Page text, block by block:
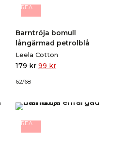
REA
Barntröja bomull
långärmad petrolblå
Leela Cotton
179kr 99 kr
62/68
REA